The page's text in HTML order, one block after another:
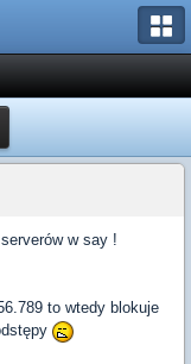
w say !
to wtedy blokuje